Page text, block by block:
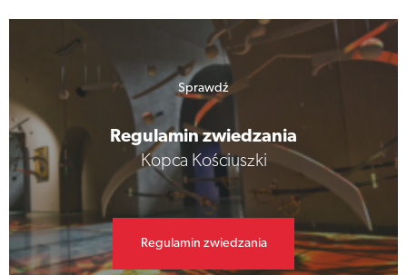
Sprawdź
Regulamin zwiedzania
Kopca Kościuszki
Regulamin zwiedzania